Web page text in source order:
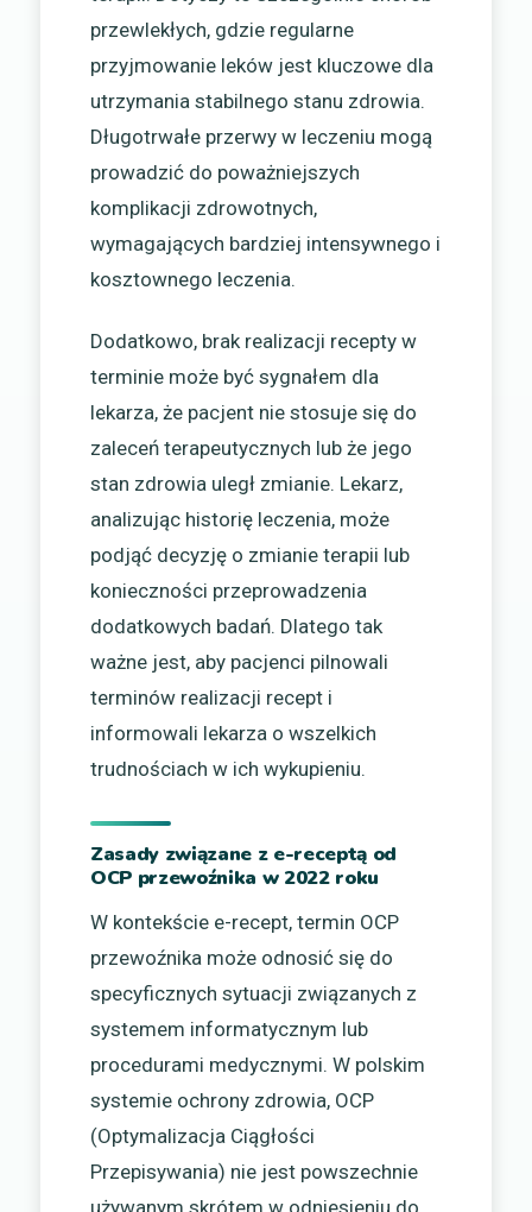
przewlekłych, gdzie regularne
przyjmowanie leków jest kluczowe dla
utrzymania stabilnego stanu zdrowia.
Długotrwałe przerwy w leczeniu mogą
prowadzić do poważniejszych
komplikacji zdrowotnych,
wymagających bardziej intensywnego i
kosztownego leczenia.
Dodatkowo, brak realizacji recepty w
terminie może być sygnałem dla
lekarza, że pacjent nie stosuje się do
zaleceń terapeutycznych lub że jego
stan zdrowia uległ zmianie. Lekarz,
analizując historię leczenia, może
podjąć decyzję o zmianie terapii lub
konieczności przeprowadzenia
dodatkowych badań. Dlatego tak
ważne jest, aby pacjenci pilnowali
terminów realizacji recept i
informowali lekarza o wszelkich
trudnościach w ich wykupieniu.
Zasady związane z e-receptą od
OCP przewoźnika w 2022 roku
W kontekście e-recept, termin OCP
przewoźnika może odnosić się do
specyficznych sytuacji związanych z
systemem informatycznym lub
procedurami medycznymi. W polskim
systemie ochrony zdrowia, OCP
(Optymalizacja Ciągłości
Przepisywania) nie jest powszechnie